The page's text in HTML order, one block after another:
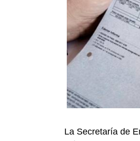
La Secretaría de